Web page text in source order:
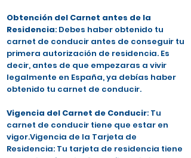
Obtención del Carnet antes de la
Residencia: Debes haber obtenido tu
carnet de conducir antes de conseguir tu
primera autorización de residencia. Es
decir, antes de que empezaras a vivir
legalmente en España, ya debías haber
obtenido tu carnet de conducir.
Vigencia del Carnet de Conducir: Tu
carnet de conducir tiene que estar en
vigor.Vigencia de la Tarjeta de
Residencia: Tu tarjeta de residencia tiene